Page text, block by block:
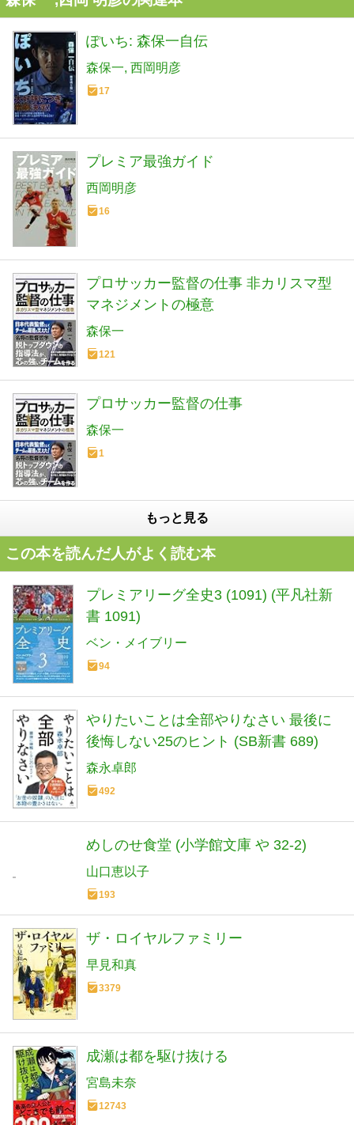
ぽいち: 森保一自伝
森保一 西岡明彦
17
プレミア最強ガイド
西岡明彦
16
プロサッカー監督の仕事 非カリスマ型
マネジメントの極意
森保一
121
プロサッカー監督の仕事
森保一
1
もっと見る
この本を読んだ人がよく読む本
プレミアリーグ全史3 (1091) (平凡社新
書 1091)
ベン・メイブリー
94
やりたいことは全部やりなさい 最後に
後悔しない25のヒント (SB新書 689)
森永卓郎
492
めしのせ食堂 (小学館文庫 や 32-2)
山口恵以子
193
ザ・ロイヤルファミリー
早見和真
成瀬は都を駆け抜ける
宮島未奈